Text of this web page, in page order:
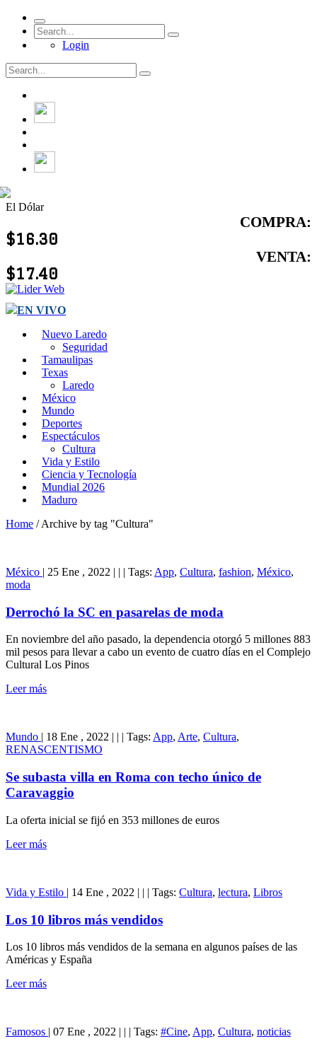
Login
El Dólar
COMPRA:
$16.30
VENTA:
$17.40
EN VIVO
Nuevo Laredo
Seguridad
Tamaulipas
Texas
Laredo
México
Mundo
Deportes
Espectáculos
Cultura
Vida y Estilo
Ciencia y Tecnología
Mundial 2026
Maduro
Home / Archive by tag "Cultura"
México | 25 Ene , 2022 | | | Tags: App, Cultura, fashion, México,
moda
Derrochó la SC en pasarelas de moda
En noviembre del año pasado, la dependencia otorgó 5 millones 883
mil pesos para llevar a cabo un evento de cuatro días en el Complejo
Cultural Los Pinos
Leer más
Mundo | 18 Ene , 2022 | | | Tags: App, Arte, Cultura,
RENASCENTISMO
Se subasta villa en Roma con techo único de
Caravaggio
La oferta inicial se fijó en 353 millones de euros
Leer más
Vida y Estilo | 14 Ene , 2022 | | | Tags: Cultura, lectura, Libros
Los 10 libros más vendidos
Los 10 libros más vendidos de la semana en algunos países de las
Américas y España
Leer más
Famosos | 07 Ene , 2022 | | | Tags: #Cine, App, Cultura, noticias